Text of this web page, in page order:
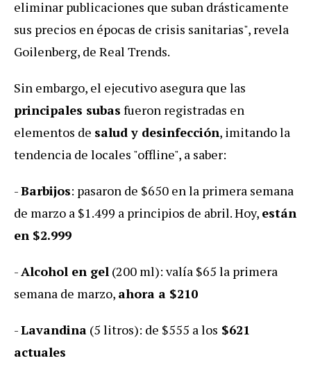
eliminar publicaciones que suban drásticamente
sus precios en épocas de crisis sanitarias", revela
Goilenberg, de Real Trends.
Sin embargo, el ejecutivo asegura que las
principales subas fueron registradas en
elementos de salud y desinfección, imitando la
tendencia de locales "offline", a saber:
-Barbijos: pasaron de $650 en la primera semana
de marzo a $1.499 a principios de abril. Hoy, están
en $2.999
-Alcohol en gel (200 ml): valía $65 la primera
semana de marzo, ahora a $210
-Lavandina (5 litros): de $555 a los $621
actuales